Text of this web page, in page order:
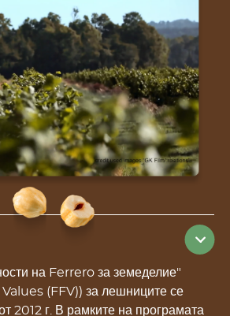
на Ferrero за земеделие"
(FFV)) за лешниците се
2012 г. В рамките на програмата